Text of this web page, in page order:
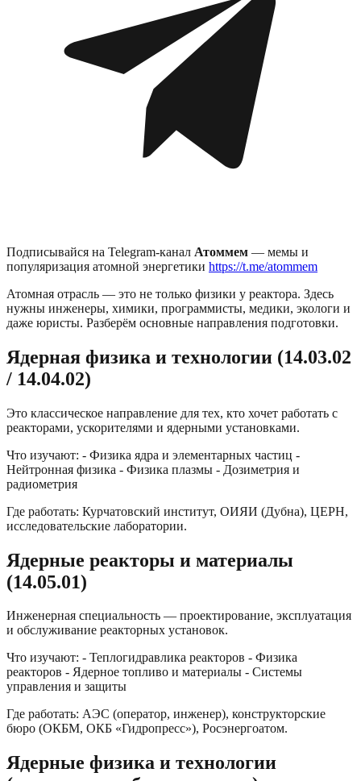
Подписывайся на Telegram-канал Атоммем — мемы и
популяризация атомной энергетики https://t.me/atommem
Атомная отрасль — это не только физики у реактора. Здесь
нужны инженеры, химики, программисты, медики, экологи и
даже юристы. Разберём основные направления подготовки.
Ядерная физика и технологии (14.03.02
/ 14.04.02)
Это классическое направление для тех, кто хочет работать с
реакторами, ускорителями и ядерными установками.
Что изучают: - Физика ядра и элементарных частиц -
Нейтронная физика - Физика плазмы - Дозиметрия и
радиометрия
Где работать: Курчатовский институт, ОИЯИ (Дубна), ЦЕРН,
исследовательские лаборатории.
Ядерные реакторы и материалы
(14.05.01)
Инженерная специальность — проектирование, эксплуатация
и обслуживание реакторных установок.
Что изучают: - Теплогидравлика реакторов - Физика
реакторов - Ядерное топливо и материалы - Системы
управления и защиты
Где работать: АЭС (оператор, инженер), конструкторские
бюро (ОКБМ, ОКБ «Гидропресс»), Росэнергоатом.
Ядерные физика и технологии